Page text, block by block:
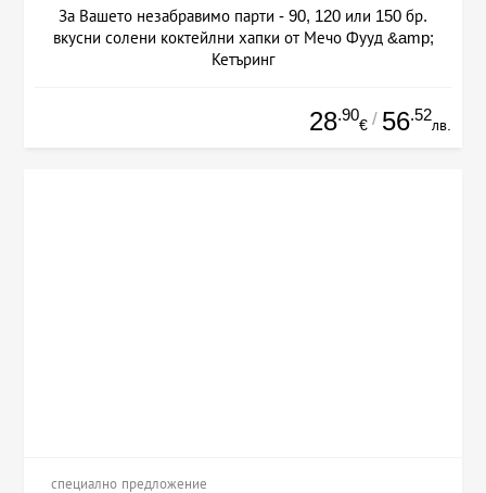
За Вашето незабравимо парти - 90, 120 или 150 бр.
вкусни солени коктейлни хапки от Мечо Фууд &amp;
Кетъринг
28.90
€ / 56.52
лв.
специално предложение